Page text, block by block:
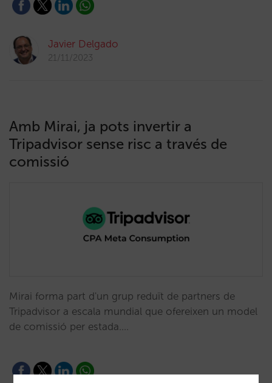
Javier Delgado
21/11/2023
Amb Mirai, ja pots invertir a
Tripadvisor sense risc a través de
comissió
Mirai forma part d'un grup reduït de partners de
Tripadvisor a escala mundial que ofereixen un model
de comissió per estada.…